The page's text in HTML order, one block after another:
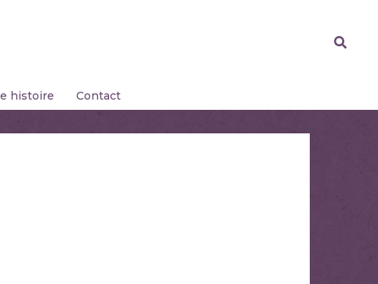
histoire Contact